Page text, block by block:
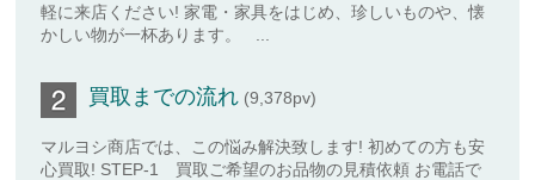
軽に来店ください! 家電・家具をはじめ、珍しいものや、懐
かしい物が一杯あります。 ...
買取までの流れ (9,378pv)
マルヨシ商店では、この悩み解決致します! 初めての方も安
心買取! STEP-1 買取ご希望のお品物の見積依頼 お電話で